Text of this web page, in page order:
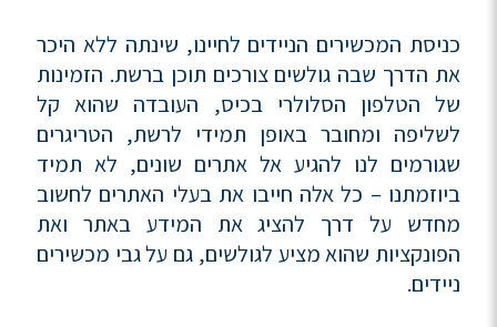
כניסת המכשירים הניידים לחיינו, שינתה ללא היכר
את הדרך שבה גולשים צורכים תוכן ברשת. הזמינות
של הטלפון הסלולרי בכיס, העובדה שהוא קל
לשליפה ומחובר באופן תמידי לרשת, הטריגרים
שגורמים לנו להגיע אל אתרים שונים, לא תמיד
ביוזמתנו – כל אלה חייבו את בעלי האתרים לחשוב
מחדש על דרך להציג את המידע באתר ואת
הפונקציות שהוא מציע לגולשים, גם על גבי מכשירים
ניידים.